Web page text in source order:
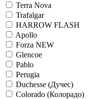
Terra Nova
Trafalgar
HARROW FLASH
Apollo
Forza NEW
Glencoe
Pablo
Perugia
Duchesse (Дучес)
Colorado (Колорадо)